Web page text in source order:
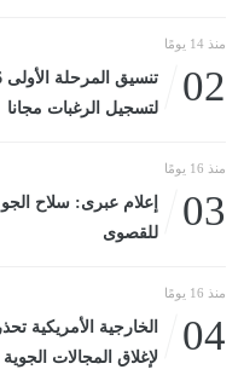
منذ 14 يومًا
02
لتسجيل الرغبات مجانا
منذ 16 يومًا
03
إعلام عبرى: سلاح
للقصوى
منذ 16 يومًا
04
الخارجية الأمريكية
لإغلاق المجالات الجوية